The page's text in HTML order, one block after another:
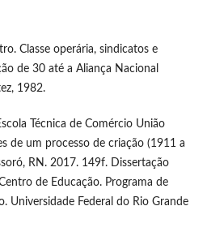
Classe operária, sindicatos e
de 30 até a Aliança Nacional
1982.
Técnica de Comércio União
de um processo de criação (1911 a
RN. 2017. 149f. Dissertação
de Educação. Programa de
Universidade Federal do Rio Grande